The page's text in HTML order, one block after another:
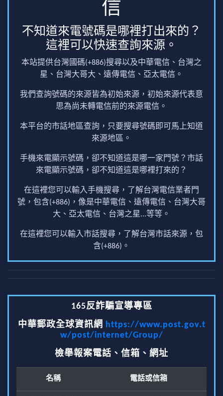
信
不知道來電號碼是哪裡打出來的？
這裡可以快速查詢來源。
本站提供台灣國碼(+886)搜尋以及中華電信、台灣之
星、台灣大哥大、遠傳電信、亞太電信。
我們查詢號碼的來源皆為初始來源，初始來源代表意
思為尚未轉電信前的來源電信。
本平台的市話地區查詢，只要搜尋號碼即可馬上知道
來源地區。
手機來電顯示號碼，卻不知道這是哪一家門號？市話
來電顯示號碼，卻不知道這是哪裡打來的？
在這裡您可以輸入手機搜尋，了解台灣電信業者門
號，包含(+886)，像是中華電信、遠傳電信、台灣大哥
大、亞太電信、台灣之星...等等。
在這裡您可以輸入市話搜尋，了解台灣市話來源，包
含(+886)。
165反詐騙宣導專區
中華郵政全球資訊網 https://www.post.gov.t
w/post/internet/Group/
檢舉報案電話、信箱、網址
名稱 電話或信箱